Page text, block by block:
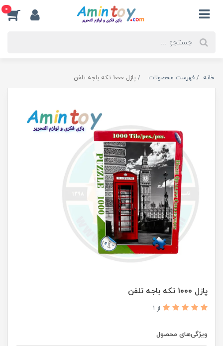
0
خانه فهرست محصولات پازل 1000 تکه باجه تلفن
پازل 1000 تکه باجه تلفن
از 1
ویژگی‌های محصول